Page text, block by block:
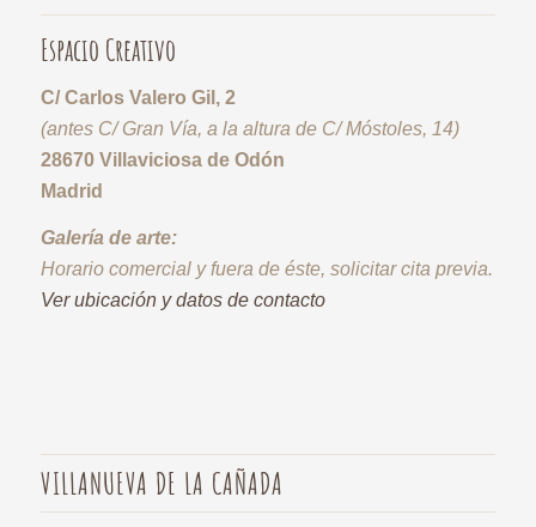
Espacio Creativo
C/ Carlos Valero Gil, 2
(antes C/ Gran Vía, a la altura de C/ Móstoles, 14)
28670 Villaviciosa de Odón
Madrid
Galería de arte:
Horario comercial y fuera de éste, solicitar cita previa.
Ver ubicación y datos de contacto
VILLANUEVA DE LA CAÑADA